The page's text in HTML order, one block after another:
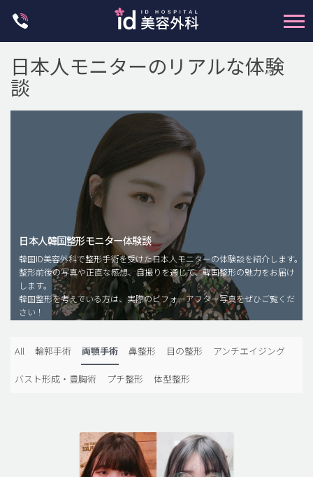
二重・目元整形
脂肪注入(アンチエイジング)
豊胸手術・バストアップ
プチ整形
idリアルストーリー
日本人モニターのリアルな体験
談
日本人韓国整形モニター体験談
韓国ID美容外科で整形手術を受けた日本人モニターの体験談を紹介します。
整形前後の写真や正直な感想、自撮りを通じて、韓国整形の魅力をお届け
します。
韓国整形を考えている方は、実際のビフォーアフター写真をぜひご覧くだ
さい！
All 輪郭手術 両顎手術 鼻整形 目の整形 アンチエイジング
バスト形成・豊胸術 プチ整形 体型整形